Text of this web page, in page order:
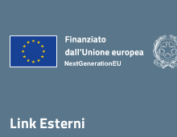
Link Esterni